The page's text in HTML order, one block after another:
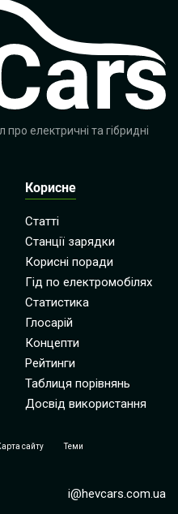
електричні та гібридні
Корисне
Статті
Станції зарядки
Корисні поради
Гід по електромобілях
Статистика
Глосарій
Концепти
Рейтинги
Таблиця порівнянь
Досвід використання
сайту
Теми
i@hevcars.com.ua